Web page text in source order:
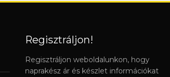
Regisztráljon!
Regisztráljon weboldalunkon, hogy
naprakész ár és készlet információkat